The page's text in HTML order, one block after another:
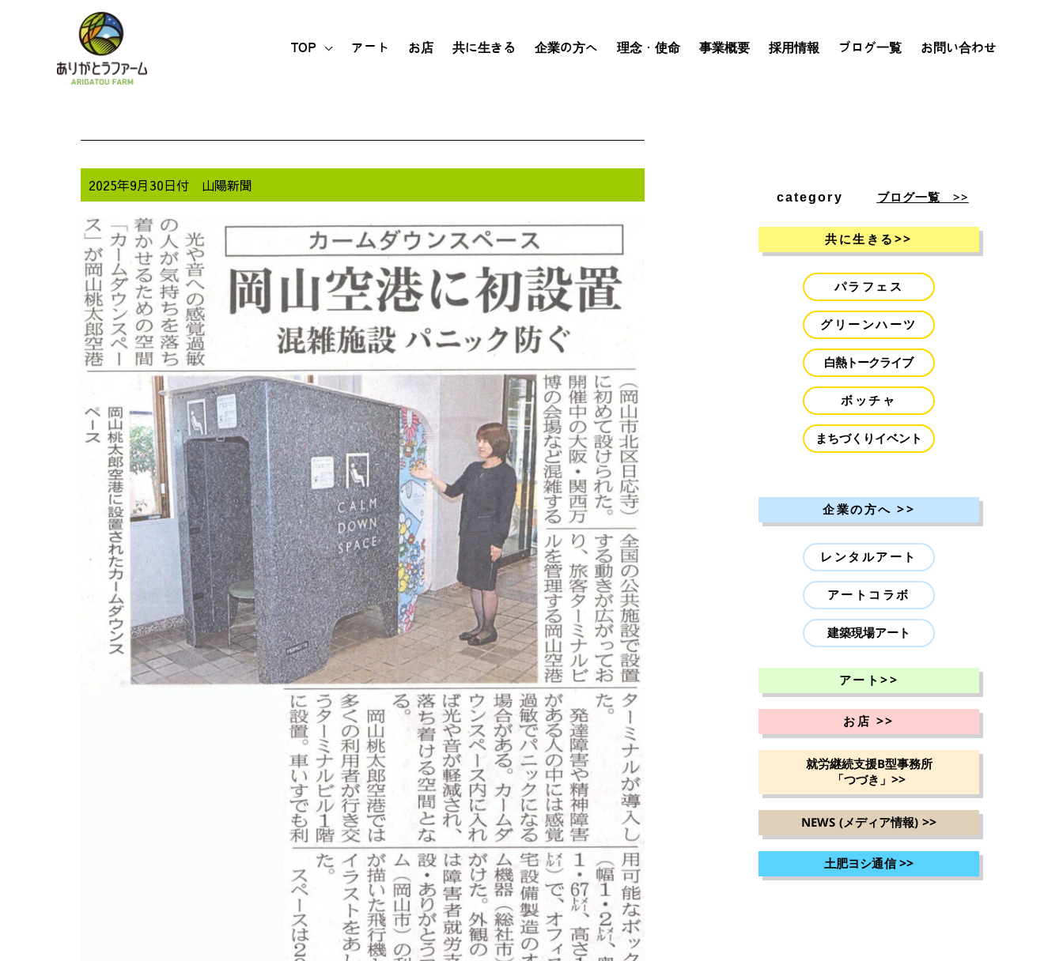
TOP アート お店 共に生きる 企業の方へ 理念・使命 事業概要 採用情報 ブログ一覧 お問い合わせ
2025年9月30日付 山陽新聞
category ブログ一覧 >>
共に生きる>>
パラフェス
グリーンハーツ
白熱トークライブ
ボッチャ
まちづくりイベント
企業の方へ >>
レンタルアート
アートコラボ
建築現場アート
アート>>
お店 >>
就労継続支援B型事務所
「つづき」 >>
NEWS (メディア情報) >>
土肥ヨシ通信>>